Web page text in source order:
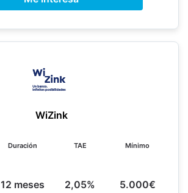
WiZink
Duración
12 meses
TAE
2,05%
Mínimo
5.000€